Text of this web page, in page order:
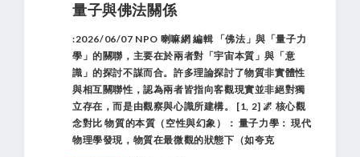
量子與佛法關係
:2026/06/07 NPO 喇嘛網 編輯 「佛法」與「量子力
學」的關聯，主要在於兩者對「宇宙本質」與「意
識」的探討不謀而合。許多理論探討了物質非實體性
與相互關聯性，認為兩者皆指向客觀現實並非絕對獨
立存在，而是由觀察與心識所建構。 [1, 2] 🌌 核心觀
念對比 物質的本質（空性與幻象）： 量子力學： 現代
物理學發現，物質在最微觀的狀態下（如夸克